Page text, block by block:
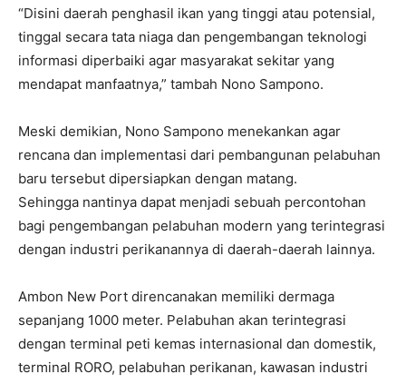
“Disini daerah penghasil ikan yang tinggi atau potensial,
tinggal secara tata niaga dan pengembangan teknologi
informasi diperbaiki agar masyarakat sekitar yang
mendapat manfaatnya,” tambah Nono Sampono.
Meski demikian, Nono Sampono menekankan agar
rencana dan implementasi dari pembangunan pelabuhan
baru tersebut dipersiapkan dengan matang.
Sehingga nantinya dapat menjadi sebuah percontohan
bagi pengembangan pelabuhan modern yang terintegrasi
dengan industri perikanannya di daerah-daerah lainnya.
Ambon New Port direncanakan memiliki dermaga
sepanjang 1000 meter. Pelabuhan akan terintegrasi
dengan terminal peti kemas internasional dan domestik,
terminal RORO, pelabuhan perikanan, kawasan industri